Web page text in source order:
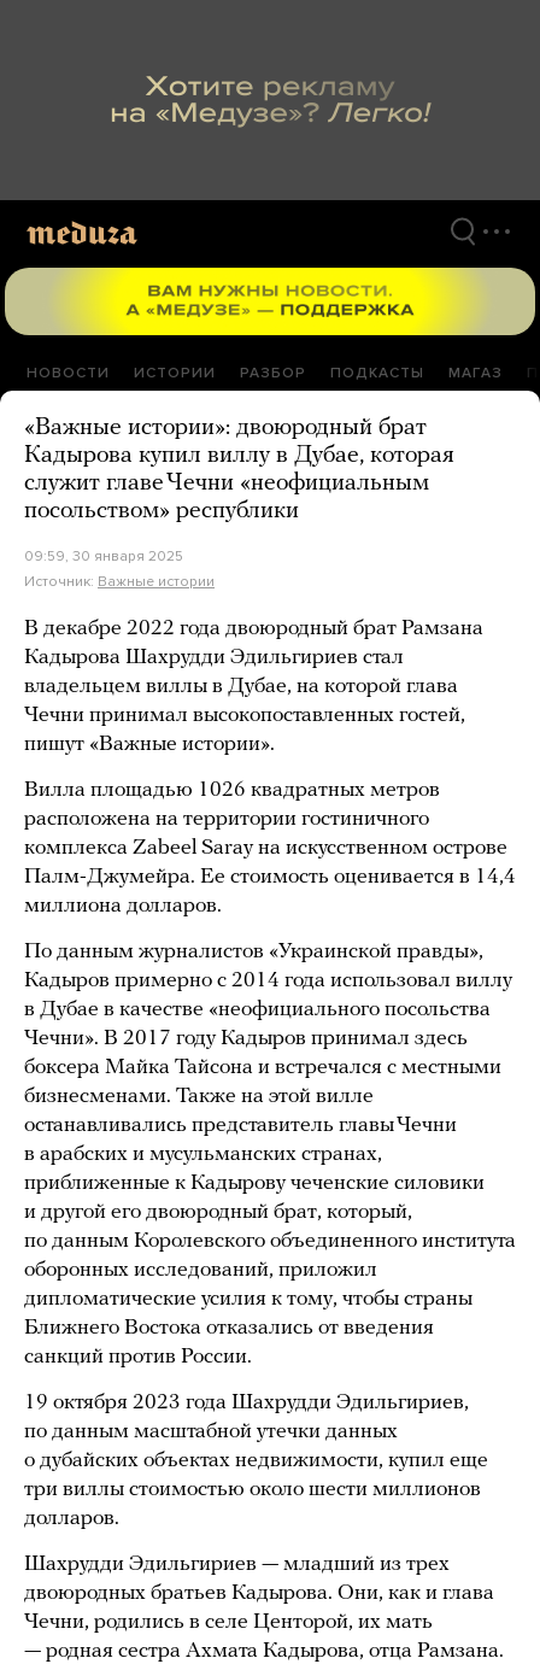
НОВОСТИ ИСТОРИИ РАЗБОР ПОДКАСТЫ МАГАЗ
«Важные истории»: двоюродный брат
Кадырова купил виллу в Дубае, которая
служит главе Чечни «неофициальным
посольством» республики
09:59, 30 января 2025
Источник: Важные истории
В декабре 2022 года двоюродный брат Рамзана
Кадырова Шахрудди Эдильгириев стал
владельцем виллы в Дубае, на которой глава
Чечни принимал высокопоставленных гостей,
пишут «Важные истории».
Вилла площадью 1026 квадратных метров
расположена на территории гостиничного
комплекса Zabeel Saray на искусственном острове
Палм-Джумейра. Ее стоимость оценивается в 14,4
миллиона долларов.
По данным журналистов «Украинской правды»,
Кадыров примерно с 2014 года использовал виллу
в Дубае в качестве «неофициального посольства
Чечни». В 2017 году Кадыров принимал здесь
боксера Майка Тайсона и встречался с местными
бизнесменами. Также на этой вилле
останавливались представитель главы Чечни
в арабских и мусульманских странах,
приближенные к Кадырову чеченские силовики
и другой его двоюродный брат, который,
по данным Королевского объединенного института
оборонных исследований, приложил
дипломатические усилия к тому, чтобы страны
Ближнего Востока отказались от введения
санкций против России.
19 октября 2023 года Шахрудди Эдильгириев,
по данным масштабной утечки данных
о дубайских объектах недвижимости, купил еще
три виллы стоимостью около шести миллионов
долларов.
Шахрудди Эдильгириев — младший из трех
двоюродных братьев Кадырова. Они, как и глава
Чечни, родились в селе Центорой, их мать
— родная сестра Ахмата Кадырова, отца Рамзана.